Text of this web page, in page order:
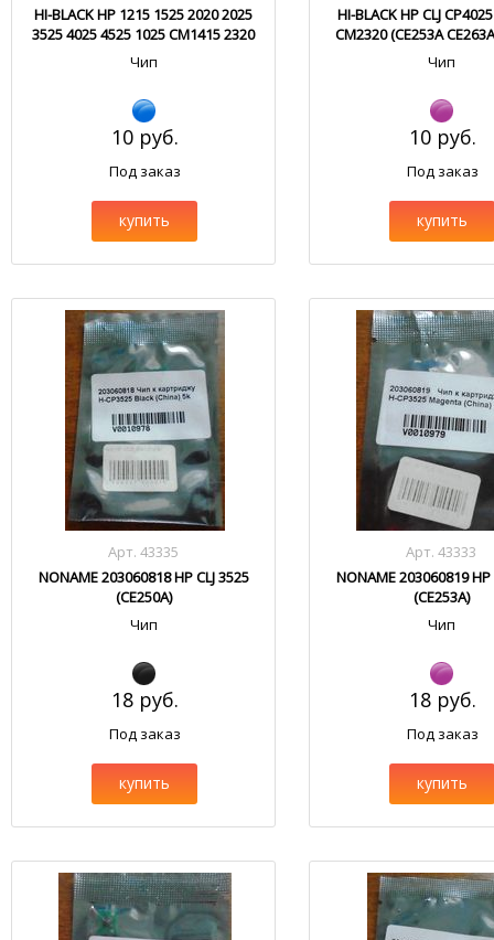
HI-BLACK HP 1215 1525 2020 2025
3525 4025 4525 1025 CM1415 2320
Cyan
Чип
10 руб.
Под заказ
купить
HI-BLACK HP CLJ
CM2320 (CE253A
CC533A)
Чип
10 руб.
Под заказ
купить
Арт. 43335
NONAME 203060818 HP CLJ 3525
(CE250A)
Чип
18 руб.
Под заказ
купить
Арт. 43333
NONAME 203060819 HP
(CE253A)
Чип
18 руб.
Под заказ
купить